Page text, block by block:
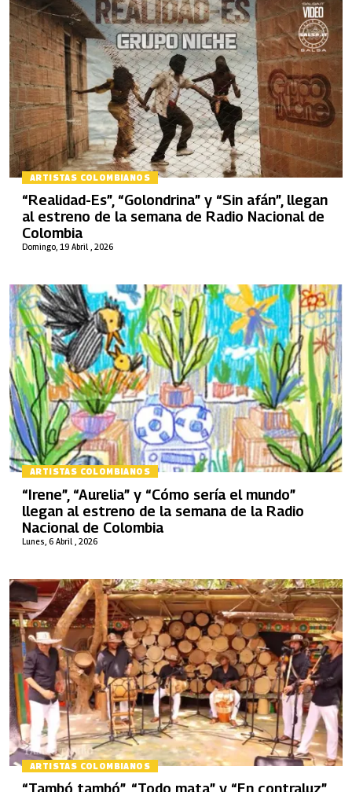
ARTISTAS COLOMBIANOS
Domingo, 19 Abril , 2026
“Realidad-Es”, “Golondrina” y “Sin afán”, llegan
al estreno de la semana de Radio Nacional de
Colombia
ARTISTAS COLOMBIANOS
Lunes, 6 Abril , 2026
“Irene”, “Aurelia” y “Cómo sería el mundo”
llegan al estreno de la semana de la Radio
Nacional de Colombia
ARTISTAS COLOMBIANOS
“Tambó tambó”, “Todo mata” y “En contraluz”